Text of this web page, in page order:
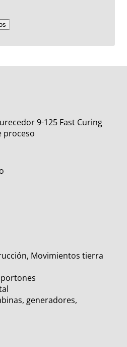
9-125 Fast Curing
proceso
Movimientos tierra
generadores,